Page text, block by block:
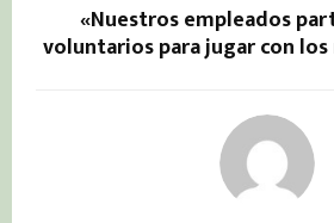
«Nuestros empleados
voluntarios para jugar con los